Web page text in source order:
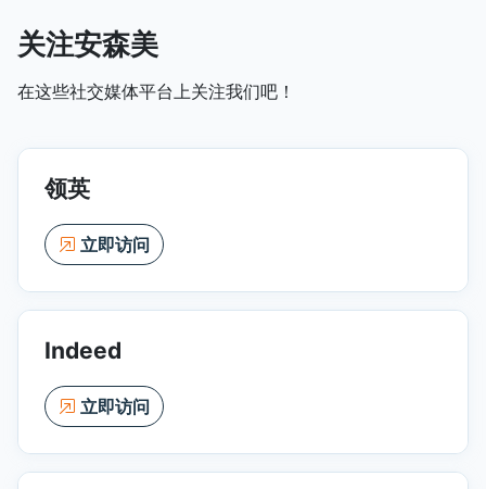
关注安森美
在这些社交媒体平台上关注我们吧！
领英
立即访问
Indeed
立即访问